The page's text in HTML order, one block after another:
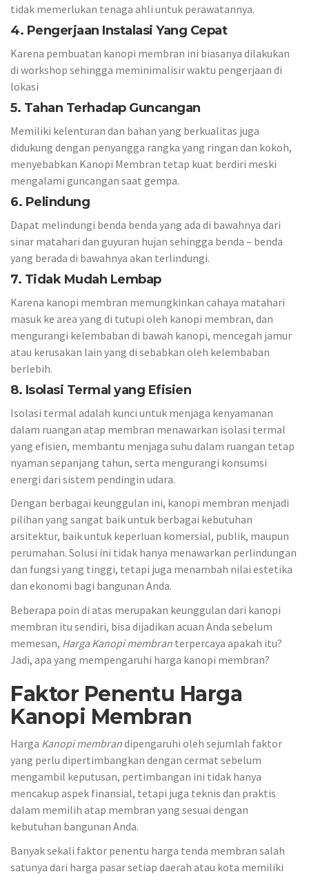
tidak memerlukan tenaga ahli untuk perawatannya.
4. Pengerjaan Instalasi Yang Cepat
Karena pembuatan kanopi membran ini biasanya dilakukan
di workshop sehingga meminimalisir waktu pengerjaan di
lokasi
5. Tahan Terhadap Guncangan
Memiliki kelenturan dan bahan yang berkualitas juga
didukung dengan penyangga rangka yang ringan dan kokoh,
menyebabkan Kanopi Membran tetap kuat berdiri meski
mengalami guncangan saat gempa.
6. Pelindung
Dapat melindungi benda benda yang ada di bawahnya dari
sinar matahari dan guyuran hujan sehingga benda – benda
yang berada di bawahnya akan terlindungi.
7. Tidak Mudah Lembap
Karena kanopi membran memungkinkan cahaya matahari
masuk ke area yang di tutupi oleh kanopi membran, dan
mengurangi kelembaban di bawah kanopi, mencegah jamur
atau kerusakan lain yang di sebabkan oleh kelembaban
berlebih.
8. Isolasi Termal yang Efisien
Isolasi termal adalah kunci untuk menjaga kenyamanan
dalam ruangan atap membran menawarkan isolasi termal
yang efisien, membantu menjaga suhu dalam ruangan tetap
nyaman sepanjang tahun, serta mengurangi konsumsi
energi dari sistem pendingin udara.
Dengan berbagai keunggulan ini, kanopi membran menjadi
pilihan yang sangat baik untuk berbagai kebutuhan
arsitektur, baik untuk keperluan komersial, publik, maupun
perumahan. Solusi ini tidak hanya menawarkan perlindungan
dan fungsi yang tinggi, tetapi juga menambah nilai estetika
dan ekonomi bagi bangunan Anda.
Beberapa poin di atas merupakan keunggulan dari kanopi
membran itu sendiri, bisa dijadikan acuan Anda sebelum
memesan, Harga Kanopi membran terpercaya apakah itu?
Jadi, apa yang mempengaruhi harga kanopi membran?
Faktor Penentu Harga
Kanopi Membran
Harga Kanopi membrandipengaruhi oleh sejumlah faktor
yang perlu dipertimbangkan dengan cermat sebelum
mengambil keputusan, pertimbangan ini tidak hanya
mencakup aspek finansial, tetapi juga teknis dan praktis
dalam memilih atap membran yang sesuai dengan
kebutuhan bangunan Anda.
Banyak sekali faktor penentu harga tenda membran salah
satunya dari harga pasar setiap daerah atau kota memiliki